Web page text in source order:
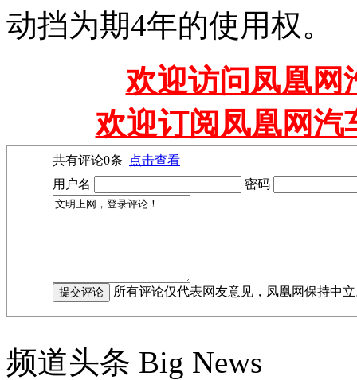
动挡为期4年的使用权。
欢迎访问凤凰网
欢迎订阅凤凰网汽
共有评论0条
点击查看
用户名
密码
所有评论仅代表网友意见，凤凰网保持中
频道头条 Big News